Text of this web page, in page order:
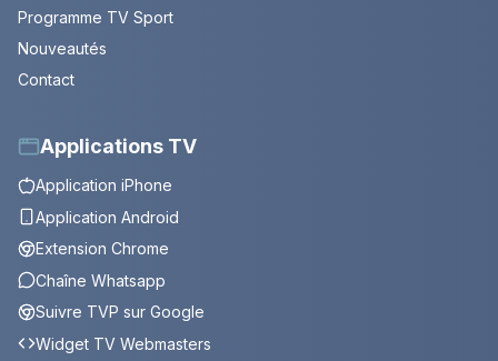
Programme TV Sport
Nouveautés
Contact
Applications TV
Application iPhone
Application Android
Extension Chrome
Chaîne Whatsapp
Suivre TVP sur Google
Widget TV Webmasters